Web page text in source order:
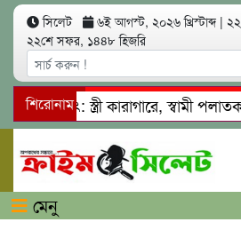
সিলেট ৬ই আগস্ট, ২০২৬ খ্রিস্টাব্দ |
২২শে সফর, ১৪৪৮ হিজরি
শিরোনামস্ত্রী কারাগারে, স্বামী পলাতক
মারধর
নগরীতে কোটি টাকার
মেনু